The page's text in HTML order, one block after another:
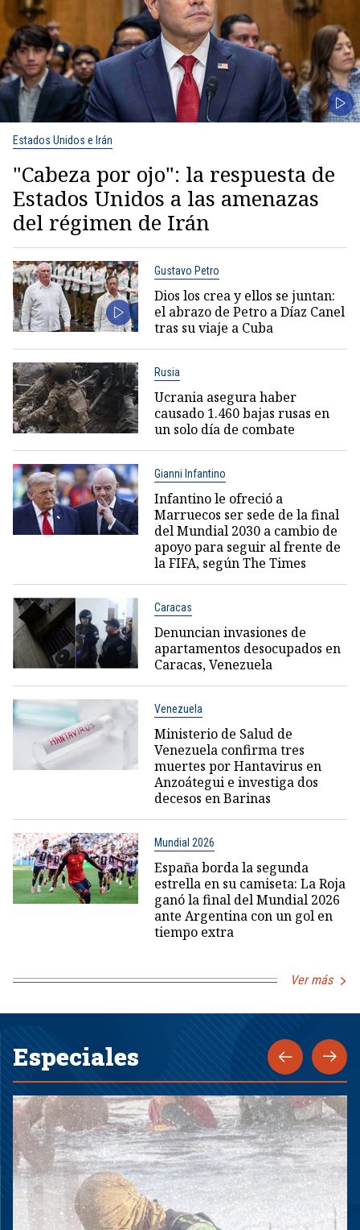
Estados Unidos e Irán
"Cabeza por ojo": la respuesta de
Estados Unidos a las amenazas
del régimen de Irán
Gustavo Petro
Dios los crea y ellos se juntan:
el abrazo de Petro a Díaz Canel
tras su viaje a Cuba
Rusia
Ucrania asegura haber
causado 1.460 bajas rusas en
un solo día de combate
Gianni Infantino
Infantino le ofreció a
Marruecos ser sede de la final
del Mundial 2030 a cambio de
apoyo para seguir al frente de
la FIFA, según The Times
Caracas
Denuncian invasiones de
apartamentos desocupados en
Caracas, Venezuela
Venezuela
Ministerio de Salud de
Venezuela confirma tres
muertes por Hantavirus en
Anzoátegui e investiga dos
decesos en Barinas
Mundial 2026
España borda la segunda
estrella en su camiseta: La Roja
ganó la final del Mundial 2026
ante Argentina con un gol en
tiempo extra
Ver más
Especiales